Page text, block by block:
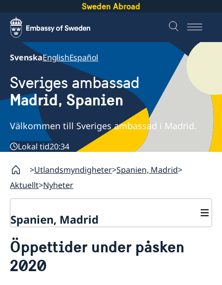
Sweden Abroad
SvenskaEnglishEspañol
Sveriges ambassad
Madrid, Spanien
Välkommen till Sveriges ambassad i Madrid.
Lokal tid20:34
Utlandsmyndigheter Spanien, Madrid
Aktuellt Nyheter
Spanien, Madrid
Om oss
Ambassadens personal
Dataskyddspolicy (GDPR)
Så stöttar vi svenska företag
Öppettider under påsken
2020